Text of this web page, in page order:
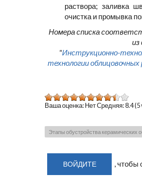
раствора; заливка
очистка и промывка
Номера списка
из
"Инструкционно-
технологии
Ваша оценка:НетСредняя:8.4(5
Этапы обустройства керамических
ВОЙДИТЕ , чтобы